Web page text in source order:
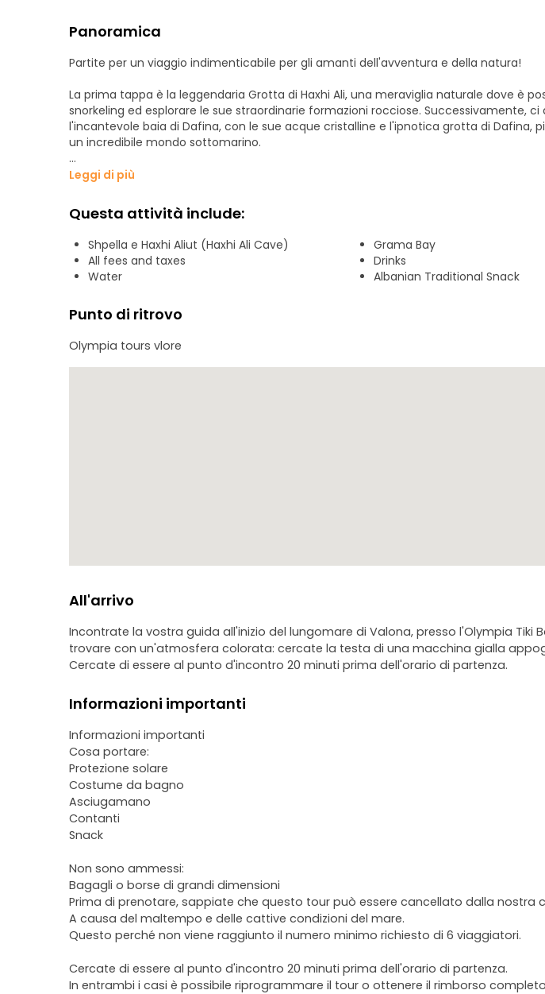
Panoramica
Partite per un viaggio indimenticabile per gli amanti dell'avventura e della natura!
La prima tappa è la leggendaria Grotta di Haxhi Ali, una meraviglia naturale dove è
snorkeling ed esplorare le sue straordinarie formazioni rocciose. Successivamente, ci
l'incantevole baia di Dafina, con le sue acque cristalline e l'ipnotica grotta di Dafina,
un incredibile mondo sottomarino.
L'avventura continua a Bristan Bay, un paradiso selvaggio e incontaminato dove è
rocciose. Qui scoprirete anche la Grotta delle foche, una gemma nascosta sotto le
Visiteremo poi l'appartata Englishman Bay, un sito ricco di storia e perfetto per le
verso la Baia di Lloviz, una spiaggia mozzafiato di ciottoli bianchi e acque turchesi,
Grotta Azzurra.
una vista panoramica di questo straordinario paesaggio.
Unitevi a noi in questa emozionante esplorazione della bellezza incontaminata di
di grotte, scogliere e spiagge magiche! Prenotate subito l'avventura di una vita!
Leggi di più
Questa attività include:
Shpella e Haxhi Aliut (Haxhi Ali Cave)
Grama Bay
All fees and taxes
Drinks
Water
Albanian Traditional Snack
Punto di ritrovo
Olympia tours vlore
All'arrivo
Incontrate la vostra guida all'inizio del lungomare di Valona, presso l'Olympia Tiki
trovare con un'atmosfera colorata: cercate la testa di una macchina gialla
Cercate di essere al punto d'incontro 20 minuti prima dell'orario di partenza.
Informazioni importanti
Informazioni importanti
Cosa portare:
Protezione solare
Costume da bagno
Asciugamano
Contanti
Snack
Non sono ammessi:
Bagagli o borse di grandi dimensioni
Prima di prenotare, sappiate che questo tour può essere cancellato dalla nostra
A causa del maltempo e delle cattive condizioni del mare.
Questo perché non viene raggiunto il numero minimo richiesto di 6 viaggiatori.
Cercate di essere al punto d'incontro 20 minuti prima dell'orario di partenza.
In entrambi i casi è possibile riprogrammare il tour o ottenere il rimborso